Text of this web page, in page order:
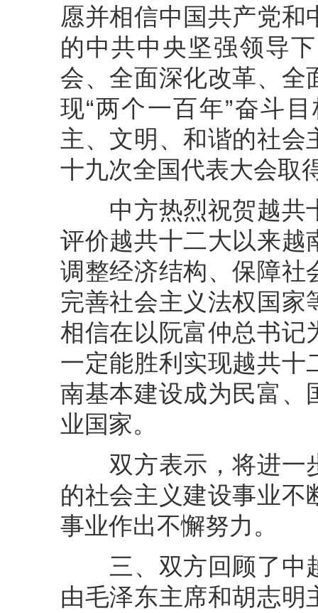
愿并相信中国共产党和
的中共中央坚强领导
会、全面深化改革、全
现“两个一百年”奋斗
主、文明、和谐的社会
十九次全国代表大会取
中方热烈祝贺越共
评价越共十二大以来越
调整经济结构、保障社
完善社会主义法权国家
相信在以阮富仲总书记
一定能胜利实现越共十
南基本建设成为民富、
业国家。
双方表示，将进一
的社会主义建设事业不
事业作出不懈努力。
三、双方回顾了中
由毛泽东主席和胡志明